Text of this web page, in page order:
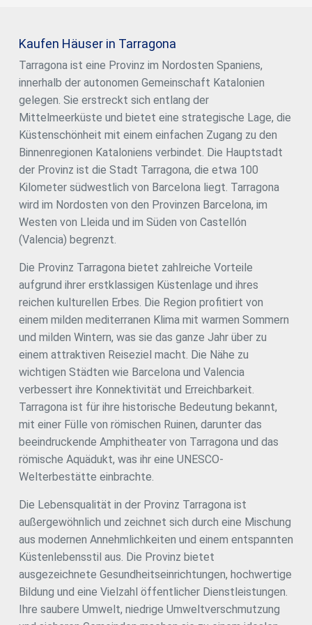
vielfältige Möglichkeiten: von der Umwandlung in ein
Nutzung für den ländlichen Tourismus, mit der Option, das
Gebäude gemäß den geltenden Vorschriften zu erweitern.
Die Lage verbindet Ruhe und Nähe: nur wenige Minuten von
den Dörfern Pratdip und Mont-roig del Camp und nur 20-30
Autominuten von den Stränden der Costa Dorada entfernt.
Es handelt sich um ein Anwesen mit großem Potenzial,
ideal sowohl für diejenigen, die einen Ort inmitten der Natur
Agrotourismus, Forstwirtschaft, Ferienvermietung oder
der Schaffung eines autarken Anwesens. #ref:CBLX03271
Kaufen Häuser in Tarragona
Tarragona ist eine Provinz im Nordosten Spaniens,
innerhalb der autonomen Gemeinschaft Katalonien
gelegen. Sie erstreckt sich entlang der
Mittelmeerküste und bietet eine strategische Lage, die
Küstenschönheit mit einem einfachen Zugang zu den
Binnenregionen Kataloniens verbindet. Die Hauptstadt
der Provinz ist die Stadt Tarragona, die etwa 100
Kilometer südwestlich von Barcelona liegt. Tarragona
wird im Nordosten von den Provinzen Barcelona, im
Westen von Lleida und im Süden von Castellón
(Valencia) begrenzt.
Die Provinz Tarragona bietet zahlreiche Vorteile
aufgrund ihrer erstklassigen Küstenlage und ihres
reichen kulturellen Erbes. Die Region profitiert von
einem milden mediterranen Klima mit warmen Sommern
und milden Wintern, was sie das ganze Jahr über zu
einem attraktiven Reiseziel macht. Die Nähe zu
wichtigen Städten wie Barcelona und Valencia
verbessert ihre Konnektivität und Erreichbarkeit.
Tarragona ist für ihre historische Bedeutung bekannt,
mit einer Fülle von römischen Ruinen, darunter das
beeindruckende Amphitheater von Tarragona und das
römische Aquädukt, was ihr eine UNESCO-
Welterbestätte einbrachte.
Die Lebensqualität in der Provinz Tarragona ist
außergewöhnlich und zeichnet sich durch eine Mischung
aus modernen Annehmlichkeiten und einem entspannten
Küstenlebensstil aus. Die Provinz bietet
ausgezeichnete Gesundheitseinrichtungen, hochwertige
Bildung und eine Vielzahl öffentlicher Dienstleistungen.
Ihre saubere Umwelt, niedrige Umweltverschmutzung